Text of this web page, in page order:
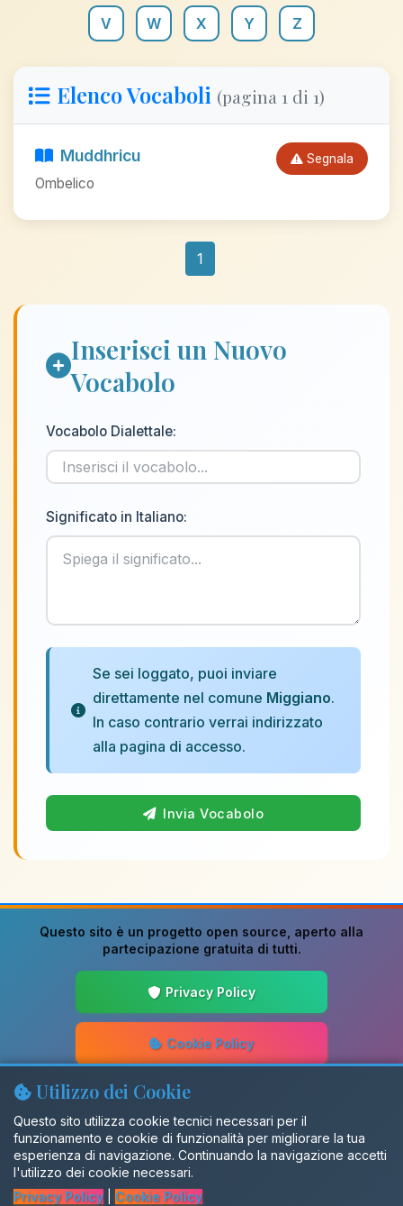
V W X Y Z
Elenco Vocaboli (pagina 1 di 1)
Muddhricu
Ombelico
Segnala
1
Inserisci un Nuovo
Vocabolo
Vocabolo Dialettale:
Significato in Italiano:
Se sei loggato, puoi inviare
direttamente nel comune Miggiano.
In caso contrario verrai indirizzato
alla pagina di accesso.
Invia Vocabolo
Questo sito è un progetto open source , aperto alla
partecipazione gratuita di tutti.
Privacy Policy
Cookie Policy
Guida alla Scrittura
Aggiornamenti
Gruppo Facebook
Utilizzo dei Cookie
Questo sito utilizza cookie tecnici necessari per il
funzionamento e cookie di funzionalità per migliorare la tua
esperienza di navigazione. Continuando la navigazione accetti
l'utilizzo dei cookie necessari.
Privacy Policy
Cookie Policy